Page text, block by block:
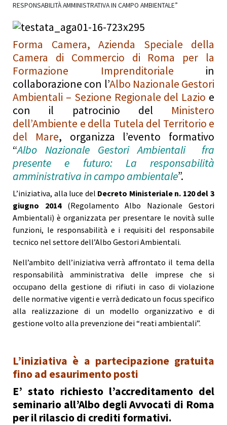
RESPONSABILITÀ AMMINISTRATIVA IN CAMPO AMBIENTALE”
Forma Camera, Azienda Speciale della
Camera di Commercio di Roma per la
Formazione Imprenditoriale in
collaborazione con l’Albo Nazionale Gestori
Ambientali – Sezione Regionale del Lazio e
con il patrocinio del Ministero
dell’Ambiente e della Tutela del Territorio e
del Mare, organizza l’evento formativo
“Albo Nazionale Gestori Ambientali fra
presente e futuro: La responsabilità
amministrativa in campo ambientale”.
L’iniziativa, alla luce del Decreto Ministeriale n. 120 del 3
giugno 2014(Regolamento Albo Nazionale Gestori
Ambientali) è organizzata per presentare le novità sulle
funzioni, le responsabilità e i requisiti del responsabile
tecnico nel settore dell’Albo Gestori Ambientali.
Nell’ambito dell’iniziativa verrà affrontato il tema della
responsabilità amministrativa delle imprese che si
occupano della gestione di rifiuti in caso di violazione
delle normative vigenti e verrà dedicato un focus specifico
alla realizzazione di un modello organizzativo e di
gestione volto alla prevenzione dei “reati ambientali”.
L’iniziativa è a partecipazione gratuita
fino ad esaurimento posti
E’ stato richiesto l’accreditamento del
seminario all’Albo degli Avvocati di Roma
per il rilascio di crediti formativi.